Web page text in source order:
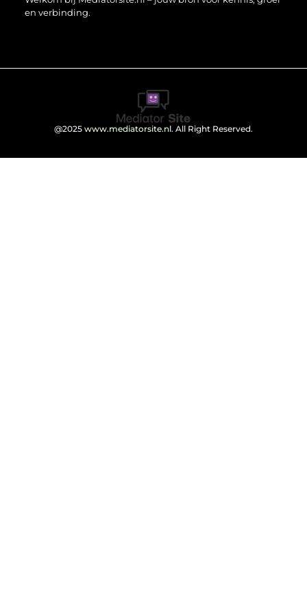
en verbinding.
@2025 www.mediatorsite.nl. All Right Reserved.